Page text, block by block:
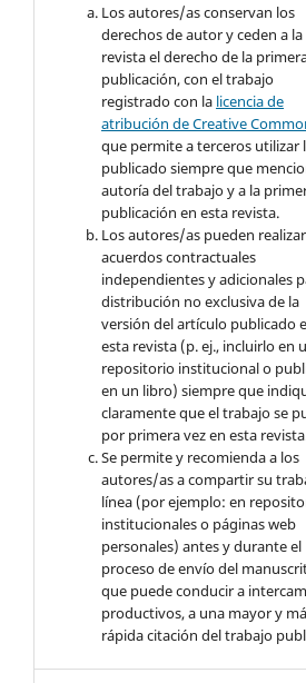
Los autores/as conservan los
derechos de autor y ceden a la
revista el derecho de la
publicación, con el trabajo
registrado con la licencia de
atribución de Creative
que permite a terceros utilizar
publicado siempre que
autoría del trabajo y a la
publicación en esta revista.
Los autores/as pueden
acuerdos contractuales
independientes y adicionales
distribución no exclusiva de la
versión del artículo publicado
esta revista (p. ej., incluirlo en
repositorio institucional o
en un libro) siempre que
claramente que el trabajo se
por primera vez en esta
Se permite y recomienda a los
autores/as a compartir su
línea (por ejemplo: en
institucionales o páginas web
personales) antes y durante el
proceso de envío del
que puede conducir a
productivos, a una mayor y
rápida citación del trabajo